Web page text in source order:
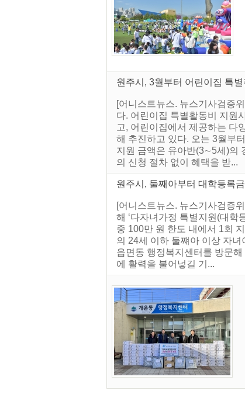
원주시, 3월부터 어린이집 특
[어니스트뉴스. 뉴스기사검증
다. 어린이집 특별활동비 지원
고, 어린이집에서 제공하는 다
해 추진하고 있다. 오는 3월부
지원 금액은 유아반(3∼5세)의
의 신청 절차 없이 혜택을 받...
원주시, 둘째아부터 대학등록
[어니스트뉴스. 뉴스기사검증
해 ‘다자녀가정 특별지원(대학
중 100만 원 한도 내에서 1회
의 24세 이하 둘쨰아 이상 자
읍면동 행정복지센터를 방문
에 활력을 불어넣길 기...